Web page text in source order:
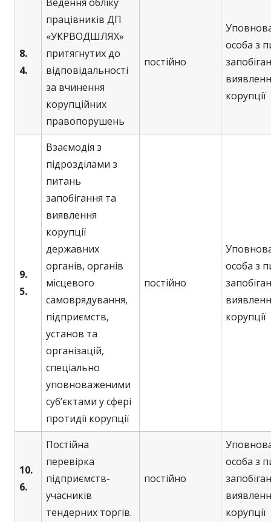
8.
4.
працівників ДП
«УКРВОДШЛЯХ»
притягнутих до
відповідальності
за вчинення
корупційних
правопорушень
постійно
особа з
корупції
9.
5.
Взаємодія з
підрозділами з
питань
запобігання та
виявлення
корупції
державних
органів, органів
місцевого
самоврядування,
підприємств,
установ та
організацій,
спеціально
уповноваженими
суб’єктами у сфері
протидії корупції
постійно
особа з
корупції
10.
6.
Постійна
перевірка
підприємств-
учасників
тендерних торгів.
постійно
особа з
корупції